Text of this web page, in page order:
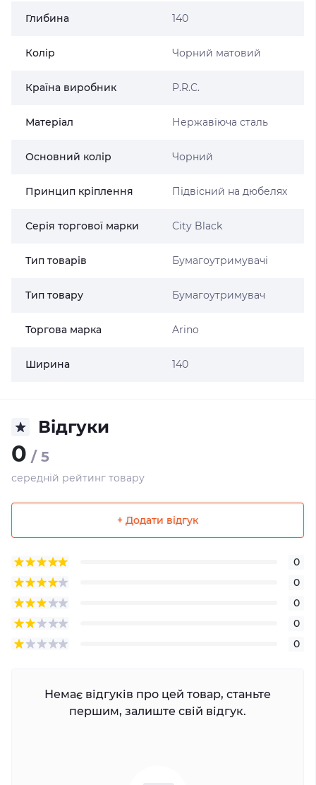
Глибина 140
Колір Чорний матовий
Країна виробник P.R.C.
Матеріал Нержавіюча сталь
Основний колір Чорний
Принцип кріплення Підвісний на дюбелях
Серія торгової марки Сity Black
Тип товарів Бумагоутримувачі
Тип товару Бумагоутримувач
Торгова марка Arino
Ширина 140
Відгуки
0 / 5
середній рейтинг товару
+ Додати відгук
0
0
0
0
0
Немає відгуків про цей товар, станьте
першим, залиште свій відгук.